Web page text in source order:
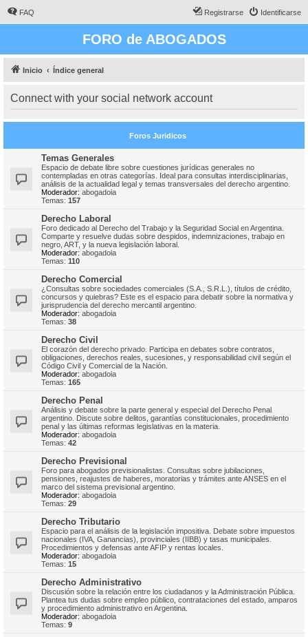
FAQ Identificarse
Registrarse
FORO de ABOGADOS
Inicio Índice general
Connect with your social network account
Foros Juridicos
Temas Generales
Espacio de debate libre sobre cuestiones jurídicas generales no
contempladas en otras categorías. Ideal para consultas interdisciplinarias,
análisis de la actualidad legal y temas transversales del derecho argentino.
Moderador: abogadoia
Temas: 157
Derecho Laboral
Foro dedicado al Derecho del Trabajo y la Seguridad Social en Argentina.
Comparte y resuelve dudas sobre despidos, indemnizaciones, trabajo en
negro, ART, y la nueva legislación laboral.
Moderador: abogadoia
Temas: 110
Derecho Comercial
¿Consultas sobre sociedades comerciales (S.A., S.R.L.), títulos de crédito,
concursos y quiebras? Este es el espacio para debatir sobre la normativa y
jurisprudencia del derecho mercantil argentino.
Moderador: abogadoia
Temas: 38
Derecho Civil
El corazón del derecho privado. Participa en debates sobre contratos,
obligaciones, derechos reales, sucesiones, y responsabilidad civil según el
Código Civil y Comercial de la Nación.
Moderador: abogadoia
Temas: 165
Derecho Penal
Análisis y debate sobre la parte general y especial del Derecho Penal
argentino. Discute sobre delitos, garantías constitucionales, procedimiento
penal y las últimas reformas legislativas en la materia.
Moderador: abogadoia
Temas: 42
Derecho Previsional
Foro para abogados previsionalistas. Consultas sobre jubilaciones,
pensiones, reajustes de haberes, moratorias y trámites ante ANSES en el
marco del sistema previsional argentino.
Moderador: abogadoia
Temas: 29
Derecho Tributario
Espacio para el análisis de la legislación impositiva. Debate sobre impuestos
nacionales (IVA, Ganancias), provinciales (IIBB) y tasas municipales.
Procedimientos y defensas ante AFIP y rentas locales.
Moderador: abogadoia
Temas: 15
Derecho Administrativo
Discusión sobre la relación entre los ciudadanos y la Administración Pública.
Plantea tus dudas sobre empleo público, contrataciones del estado, amparos
y procedimiento administrativo en Argentina.
Moderador: abogadoia
Temas: 9